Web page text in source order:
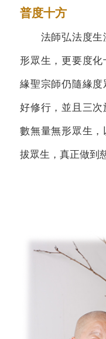
普度十方
法師弘法度生
形眾生，更要度化
緣聖宗師仍隨緣
好修行，並且三
數無量無形眾生
拔眾生，真正做到